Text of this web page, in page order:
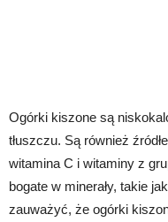
Ogórki kiszone są
tłuszczu. Są również
witamina C i witaminy z
bogate w minerały, takie
zauważyć, że ogórki